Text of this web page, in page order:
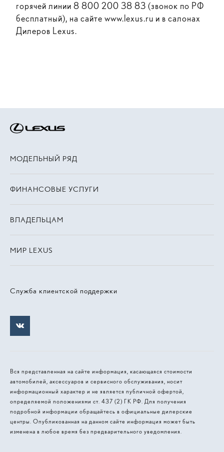
горячей линии 8 800 200 38 83 (звонок по РФ
бесплатный), на сайте www.lexus.ru и в салонах
Дилеров Lexus.
Служба клиентской поддержки
МОДЕЛЬНЫЙ РЯД
ФИНАНСОВЫЕ УСЛУГИ
ВЛАДЕЛЬЦАМ
МИР LEXUS
Вся представленная на сайте информация, касающаяся стоимости
автомобилей, аксессуаров и сервисного обслуживания, носит
информационный характер и не является публичной офертой,
определяемой положениями ст. 437 (2) ГК РФ. Для получения
подробной информации обращайтесь в официальные дилерские
центры. Опубликованная на данном сайте информация может быть
изменена в любое время без предварительного уведомления.